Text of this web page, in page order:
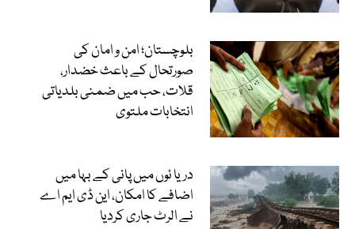
بلوچستان؛ امن و امان کی
صورتحال کے باعث خضدار،
قلات، حب میں ضمنی بلدیاتی
انتخابات ملتوی
دریا ئوں میں پانی کے بہا میں
اضافے کا امکان، این ڈی ایم اے
نے الرٹ جاری کردیا